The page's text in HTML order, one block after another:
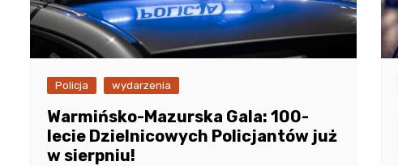
Policja wydarzenia
Warmińsko-Mazurska Gala: 100-
lecie Dzielnicowych Policjantów już
w sierpniu!